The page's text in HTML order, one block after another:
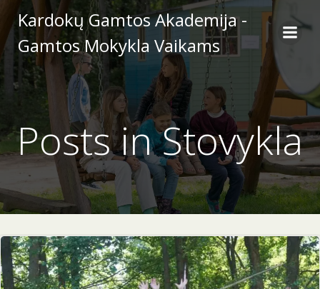
Skip
to
content
Kardokų Gamtos Akademija -
Gamtos Mokykla Vaikams
Posts in Stovykla